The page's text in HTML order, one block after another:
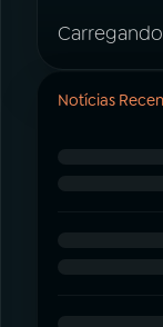
Notícias